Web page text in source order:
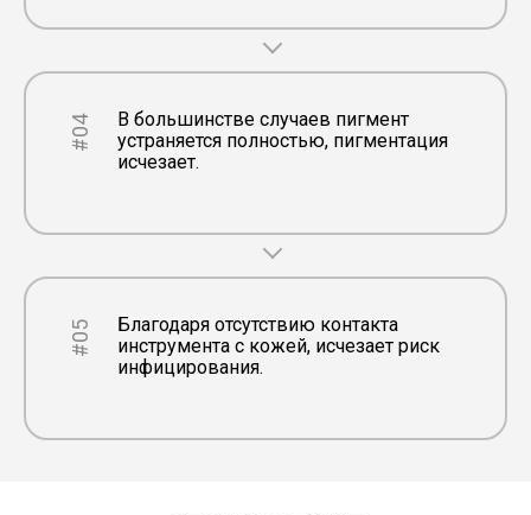
#04
В большинстве случаев пигмент
устраняется полностью, пигментация
исчезает.
#05
Благодаря отсутствию контакта
инструмента с кожей, исчезает риск
инфицирования.